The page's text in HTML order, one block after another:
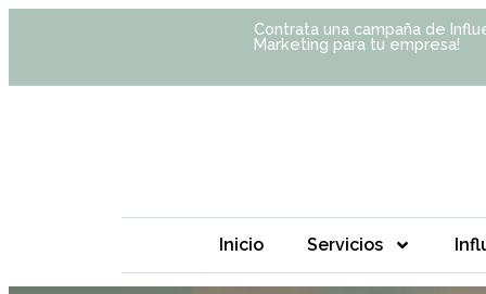
Contrata una campaña de
Marketing para tu empresa!
Inicio Servicios